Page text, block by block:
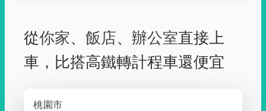
從你家、 飯店、 辦公室直接上
車， 比搭高鐵轉計程車還便宜
桃園市